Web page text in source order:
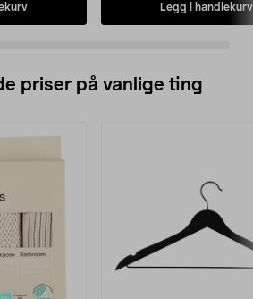
Legg i handlekurv
priser på vanlige ting